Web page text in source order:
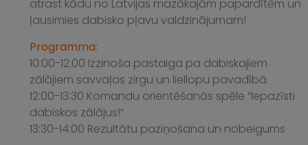
atrast kādu no Latvijas mazākajām papardītēm un
ļausimies dabisko pļavu valdzinājumam!
Programma:
10:00-12:00 Izzinoša pastaiga pa dabiskajiem
zālājiem savvaļas zirgu un liellopu pavadībā
12:00-13:30 Komandu orientēšanās spēle “Iepazīsti
dabiskos zālājus!”
13:30-14:00 Rezultātu paziņošana un nobeigums